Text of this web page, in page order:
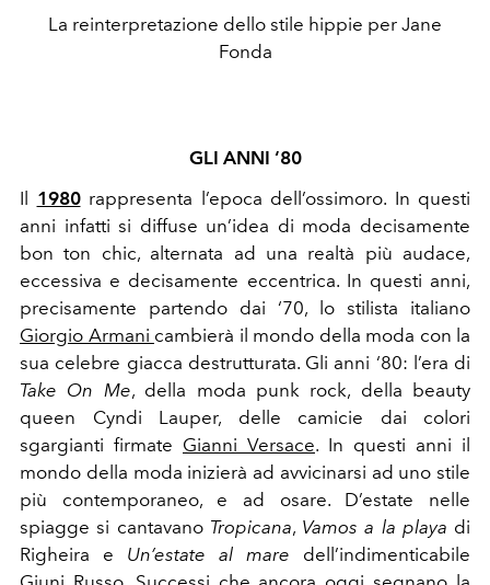
La reinterpretazione dello stile hippie per Jane
Fonda
GLI ANNI ‘80
Il 1980rappresenta l’epoca dell’ossimoro. In questi
anni infatti si diffuse un’idea di moda decisamente
bon ton chic, alternata ad una realtà più audace,
eccessiva e decisamente eccentrica. In questi anni,
precisamente partendo dai ‘70, lo stilista italiano
Giorgio Armani cambierà il mondo della moda con la
sua celebre giacca destrutturata. Gli anni ‘80: l’era di
Take On Me, della moda punk rock, della beauty
queen Cyndi Lauper, delle camicie dai colori
sgargianti firmate Gianni Versace. In questi anni il
mondo della moda inizierà ad avvicinarsi ad uno stile
più contemporaneo, e ad osare. D’estate nelle
spiagge si cantavano Tropicana, Vamos a la playa di
Righeira e Un’estate al mare dell’indimenticabile